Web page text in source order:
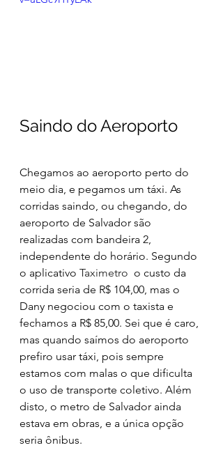
Saindo do Aeroporto
Chegamos ao aeroporto perto do
meio dia, e pegamos um táxi. As
corridas saindo, ou chegando, do
aeroporto de Salvador são
realizadas com bandeira 2,
independente do horário. Segundo
o aplicativo Taximetro o custo da
corrida seria de R$ 104,00, mas o
Dany negociou com o taxista e
fechamos a R$ 85,00. Sei que é caro,
mas quando saímos do aeroporto
prefiro usar táxi, pois sempre
estamos com malas o que dificulta
o uso de transporte coletivo. Além
disto, o metro de Salvador ainda
estava em obras, e a única opção
seria ônibus.